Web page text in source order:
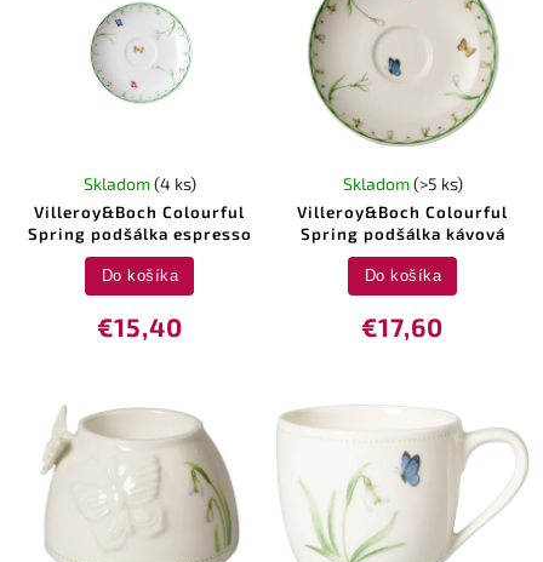
Villeroy&Boch Colourful
Spring podšálka espresso
Skladom(4 ks)
€15,40
Do košíka
Villeroy&Boch Colourful
Spring podšálka kávová
Skladom(>5 ks)
€17,60
Do košíka